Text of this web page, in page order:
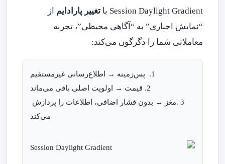
Session Daylight Gradient با تغییر پارادایم از
“نمایش اجباری” به “آگاهی محیطی”، تجربه
معاملاتی شما را دگرگون می‌کند:
1.  پس‌زمینه → اطلاع‌رسانی غیرمستقیم
2. قیمت → اولویت اصلی باقی می‌ماند
می‌کند